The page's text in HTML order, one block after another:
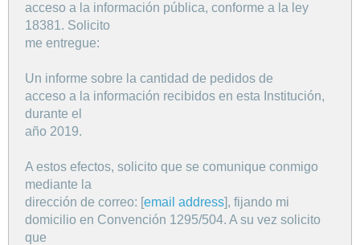
acceso a la información pública, conforme a la ley
18381. Solicito
me entregue:
Un informe sobre la cantidad de pedidos de
acceso a la información recibidos en esta Institución,
durante el
año 2019.
A estos efectos, solicito que se comunique conmigo
mediante la
dirección de correo: [email address], fijando mi
domicilio en Convención 1295/504. A su vez solicito
que